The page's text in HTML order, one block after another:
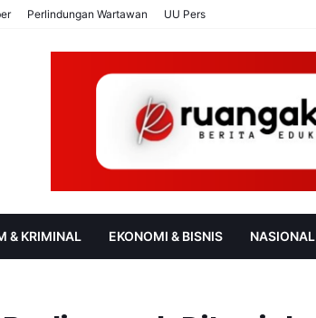
Perlindungan Wartawan UU Pers
& KRIMINAL EKONOMI & BISNIS NASIONAL